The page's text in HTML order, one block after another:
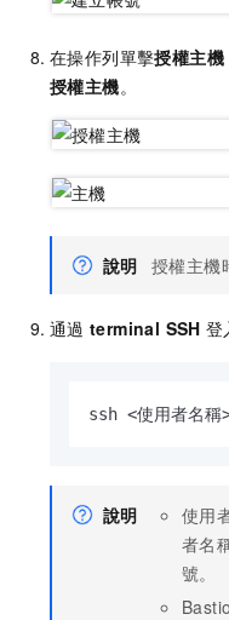
在操作列單擊授權主機
授權主機。
說明 授權主機
通過 terminal SSH 登
ssh <使用者名
說明 使用
者名
號。